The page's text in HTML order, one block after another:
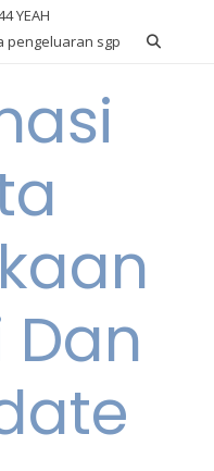
YEAH
pengeluaran sgp
Dan